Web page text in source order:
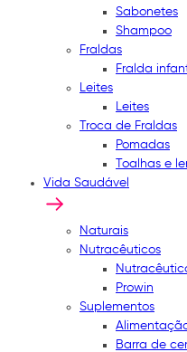
Sabonetes
Shampoo
Fraldas
Fralda
Leites
Leites
Troca de Fraldas
Pomadas
Toalhas e
Vida Saudável
Naturais
Nutracêuticos
Prowin
Suplementos
Barra de